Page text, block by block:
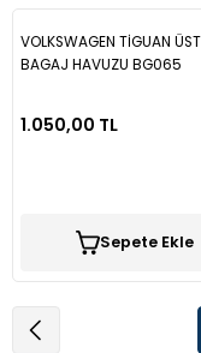
VOLKSWAGEN TİGUAN
BAGAJ HAVUZU BG065
1.050,00 TL
Sepete Ekle